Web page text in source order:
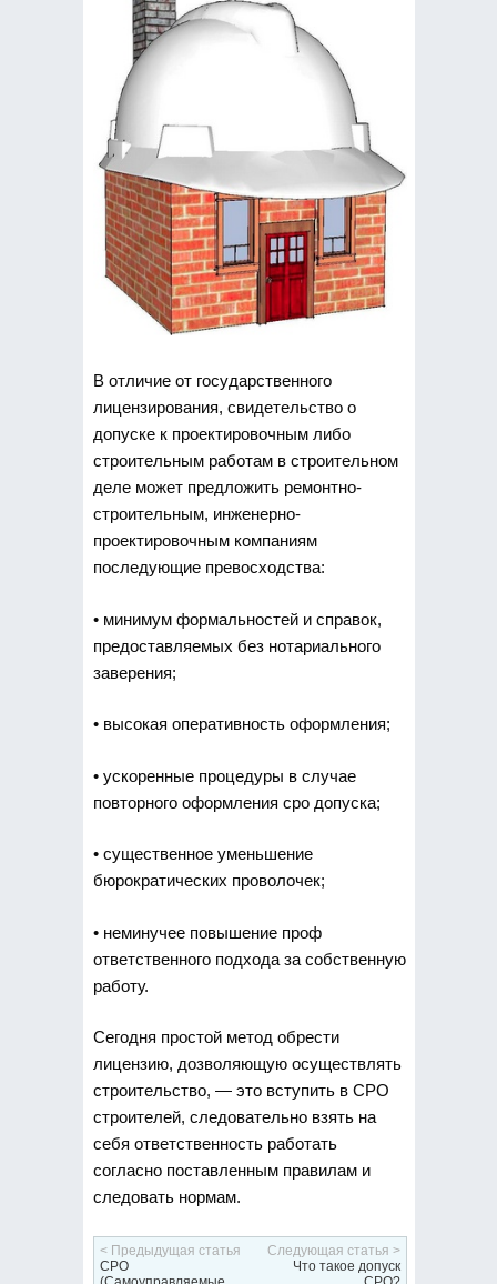
В отличие от государственного
лицензирования, свидетельство о
допуске к проектировочным либо
строительным работам в строительном
деле может предложить ремонтно-
строительным, инженерно-
проектировочным компаниям
последующие превосходства:
• минимум формальностей и справок,
предоставляемых без нотариального
заверения;
• высокая оперативность оформления;
• ускоренные процедуры в случае
повторного оформления сро допуска;
• существенное уменьшение
бюрократических проволочек;
• неминучее повышение проф
ответственного подхода за собственную
работу.
Сегодня простой метод обрести
лицензию, дозволяющую осуществлять
строительство, — это вступить в СРО
строителей, следовательно взять на
себя ответственность работать
согласно поставленным правилам и
следовать нормам.
< Предыдущая статья
СРО
Следующая статья >
Что такое допуск